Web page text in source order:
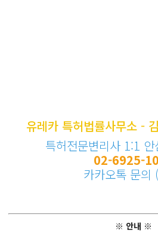
유레카 특허법률사무소 -
특허전문변리사 1:1
02-6925-
카카오톡 문의
※ 안내 ※